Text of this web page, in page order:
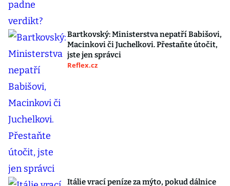
Bartkovský: Ministerstva nepatří Babišovi,
Macinkovi či Juchelkovi. Přestaňte útočit,
jste jen správci
Reflex.cz
Itálie vrací peníze za mýto, pokud dálnice